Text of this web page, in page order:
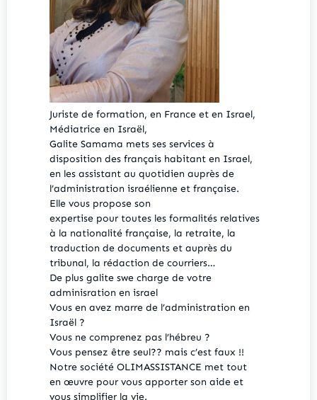
Juriste de formation, en France et en Israel,
Médiatrice en Israël,
Galite Samama mets ses services à
disposition des français habitant en Israel,
en les assistant au quotidien auprès de
l’administration israélienne et française.
Elle vous propose son
expertise pour toutes les formalités relatives
à la nationalité française, la retraite, la
traduction de documents et auprès du
tribunal, la rédaction de courriers…
De plus galite swe charge de votre
adminisration en israel
Vous en avez marre de l’administration en
Israël ?
Vous ne comprenez pas l’hébreu ?
Vous pensez être seul?? mais c’est faux !!
Notre société OLIMASSISTANCE met tout
en œuvre pour vous apporter son aide et
vous simplifier la vie.